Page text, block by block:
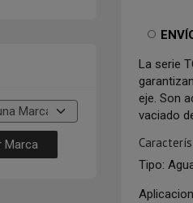
La serie
eje. Son
vaciado
Tipo: